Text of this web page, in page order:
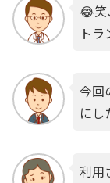
😂笑
トラ
今回
にし
利用